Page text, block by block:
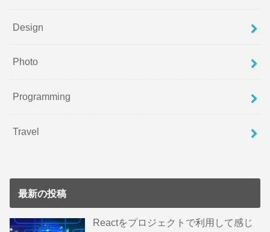
Design
Photo
Programming
Travel
最新の投稿
Reactをプロジェクトで利用して感じ